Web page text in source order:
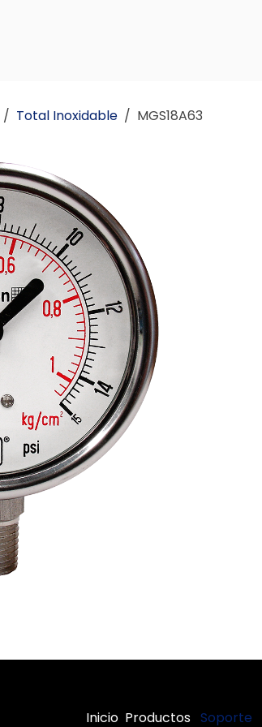
Total Inoxidable MGS18A63
Inicio Productos Soporte